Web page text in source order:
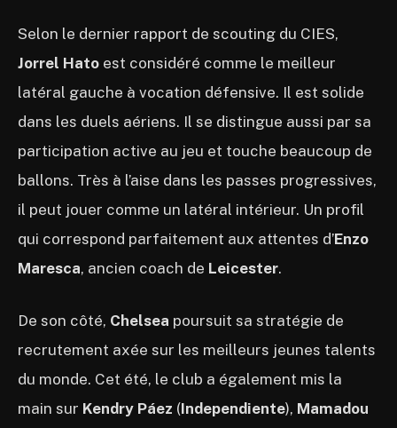
Selon le dernier rapport de scouting du CIES,
Jorrel Hato est considéré comme le meilleur
latéral gauche à vocation défensive. Il est solide
dans les duels aériens. Il se distingue aussi par sa
participation active au jeu et touche beaucoup de
ballons. Très à l’aise dans les passes progressives,
il peut jouer comme un latéral intérieur. Un profil
qui correspond parfaitement aux attentes d’Enzo
Maresca, ancien coach de Leicester.
De son côté, Chelsea poursuit sa stratégie de
recrutement axée sur les meilleurs jeunes talents
du monde. Cet été, le club a également mis la
main sur Kendry Páez (Independiente), Mamadou